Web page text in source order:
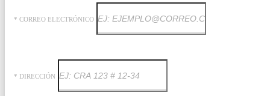
* CORREO ELECTRÓNICO
* DIRECCIÓN